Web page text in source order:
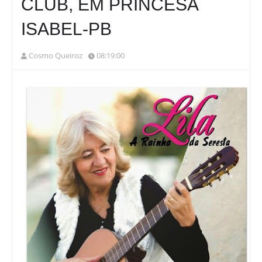
CLUB, EM PRINCESA
ISABEL-PB
Cosmo Queiroz 08:19:00